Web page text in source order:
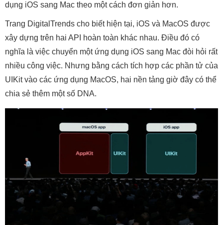
dụng iOS sang Mac theo một cách đơn giản hơn.
Trang DigitalTrends cho biết hiện tại, iOS và MacOS được
xây dựng trên hai API hoàn toàn khác nhau. Điều đó có
nghĩa là việc chuyển một ứng dụng iOS sang Mac đòi hỏi rất
nhiều công việc. Nhưng bằng cách tích hợp các phần tử của
UIKit vào các ứng dụng MacOS, hai nền tảng giờ đây có thể
chia sẻ thêm một số DNA.